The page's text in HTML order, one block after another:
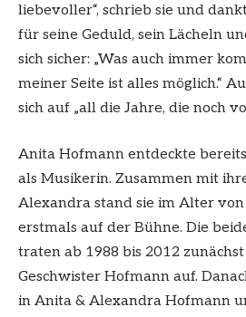
liebevoller“, schrieb sie und
für seine Geduld, sein Lächeln
sich sicher: „Was auch immer
meiner Seite ist alles möglich.“
sich auf „all die Jahre, die noch
Anita Hofmann entdeckte
als Musikerin. Zusammen mit
Alexandra stand sie im Alter von
erstmals auf der Bühne. Die
traten ab 1988 bis 2012
Geschwister Hofmann auf.
in Anita & Alexandra Hofmann